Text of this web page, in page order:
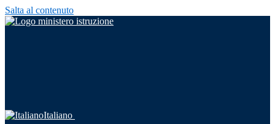
Salta al contenuto
Italiano